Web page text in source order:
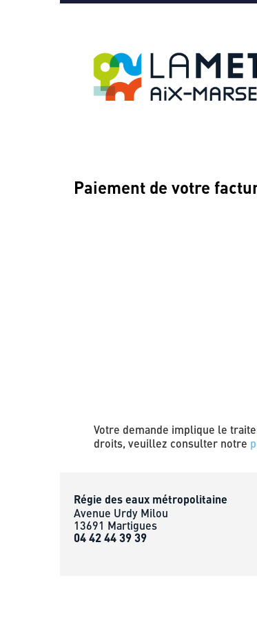
Paiement de votre
Votre demande implique le
droits, veuillez consulter notre
Régie des eaux métropolitaine
Avenue Urdy Milou
13691 Martigues
04 42 44 39 39